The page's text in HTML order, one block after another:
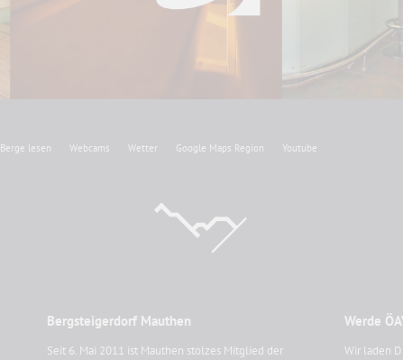
Berge lesen Webcams Wetter Google Maps Region Youtube
Bergsteigerdorf Mauthen
Seit 6. Mai 2011 ist Mauthen stolzes Mitglied der
Werde
Wir laden